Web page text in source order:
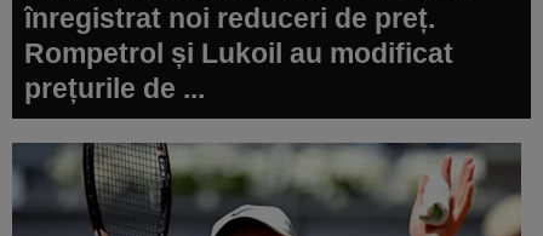
înregistrat noi reduceri de preț.
Rompetrol și Lukoil au modificat
prețurile de ...